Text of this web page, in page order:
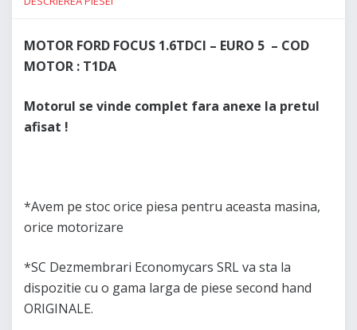
MOTOR FORD FOCUS 1.6TDCI – EURO 5 – COD
MOTOR : T1DA
Motorul se vinde complet fara anexe la pretul
afisat !
*Avem pe stoc orice piesa pentru aceasta masina,
orice motorizare
*SC Dezmembrari Economycars SRL va sta la
dispozitie cu o gama larga de piese second hand
ORIGINALE.